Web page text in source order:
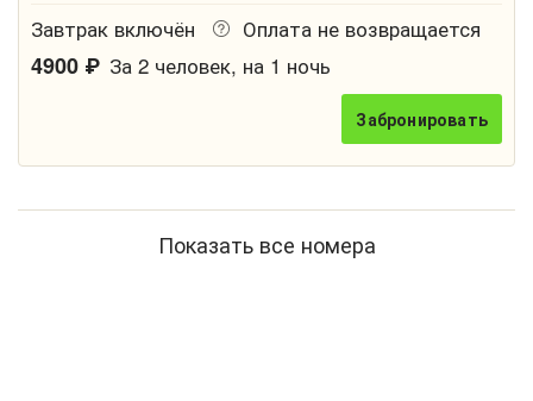
Показать все номера
Завтрак включён Оплата не возвращается
4900 ₽ За 2 человек, на 1 ночь
Забронировать